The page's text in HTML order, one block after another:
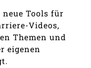
Tools für
Videos,
Themen und
eigenen